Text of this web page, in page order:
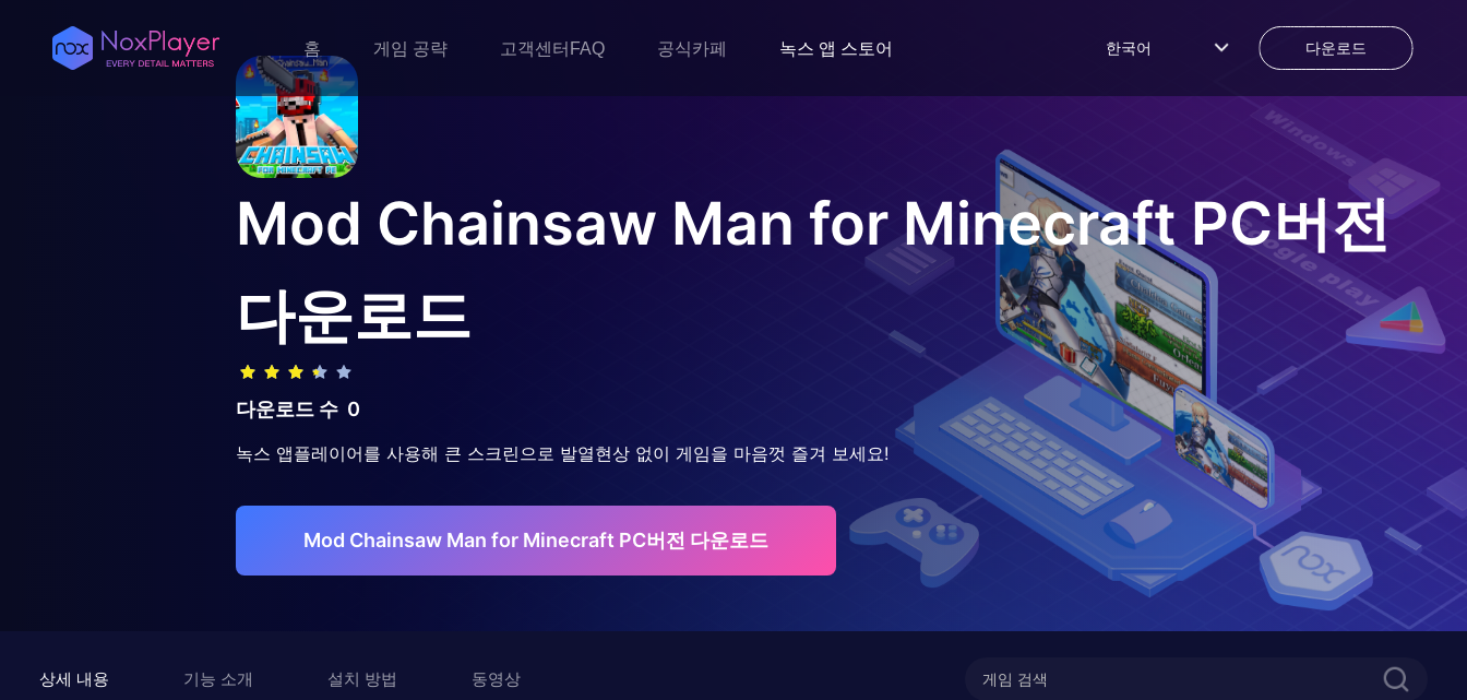
홈 게임 공략 고객센터FAQ 공식카페 녹스 앱 스토어 한국어 다운로드
Mod Chainsaw Man for Minecraft PC버전
다운로드
다운로드 수 0
녹스 앱플레이어를 사용해 큰 스크린으로 발열현상 없이 게임을 마음껏 즐겨 보세요!
Mod Chainsaw Man for Minecraft PC버전 다운로드
상세 내용 기능 소개 설치 방법 동영상